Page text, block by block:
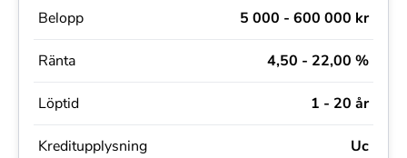
Belopp 5 000 - 600 000 kr
Ränta 4,50 - 22,00 %
Löptid 1 - 20 år
Kreditupplysning Uc